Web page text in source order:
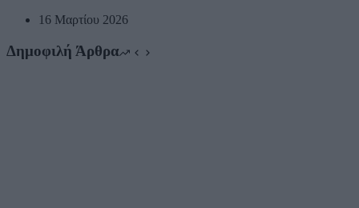
16 Μαρτίου 2026
Δημοφιλή Άρθρα